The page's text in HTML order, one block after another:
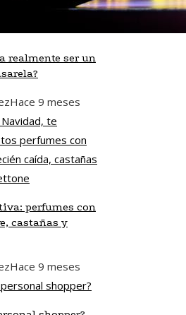
realmente ser un
Hace 9 meses
perfumes con
castañas y
Hace 9 meses